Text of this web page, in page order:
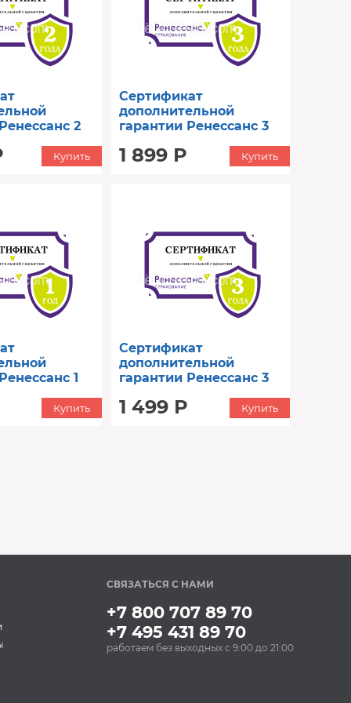
2
Купить
Сертификат
дополнительной
гарантии Ренессанс 3
1 899 Р Купить
1
Купить
Сертификат
дополнительной
гарантии Ренессанс 3
1 499 Р Купить
СВЯЗАТЬСЯ С НАМИ
+7 800 707 89 70
+7 495 431 89 70
работаем без выходных с 9:00 до 21:00